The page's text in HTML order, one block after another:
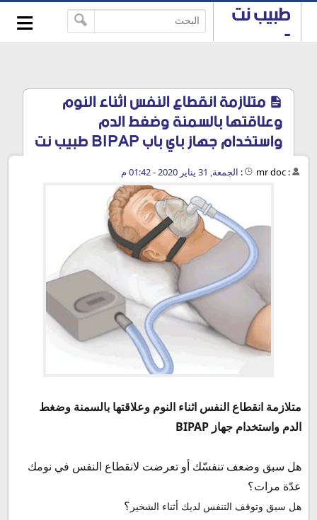
--> طبيب نت
-
استشارات
مجانية
≡
متلازمة انقطاع النفس اثناء النوم
وعلاقتها بالسمنة وضغط الدم
واستخدام جهاز باي باب BIPAP طبيب نت
:
mr doc
: الجمعة, 31 يناير 2020 - 01:42 م
جهاز باي باب BIPAP
متلازمة انقطاع النفس اثناء النوم وعلاقتها بالسمنة وضغط
الدم واستخدام جهاز BIPAP
هل سبق وضعف تنفسّك أو تعرضت لانقطاع النفس في نومك
عدّة مرات؟
هل سبق وتوقف التنفس لديك أثناء الشخير ؟